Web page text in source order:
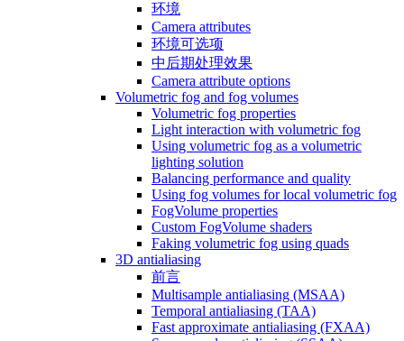
环境
Camera attributes
环境可选项
中后期处理效果
Camera attribute options
Volumetric fog and fog volumes
Volumetric fog properties
Light interaction with volumetric fog
Using volumetric fog as a volumetric
lighting solution
Balancing performance and quality
Using fog volumes for local volumetric fog
FogVolume properties
Custom FogVolume shaders
Faking volumetric fog using quads
3D antialiasing
前言
Multisample antialiasing (MSAA)
Temporal antialiasing (TAA)
Fast approximate antialiasing (FXAA)